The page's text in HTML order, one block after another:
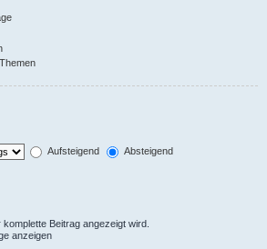
Aufsteigend
Absteigend
Beitrag angezeigt wird.
anzeigen